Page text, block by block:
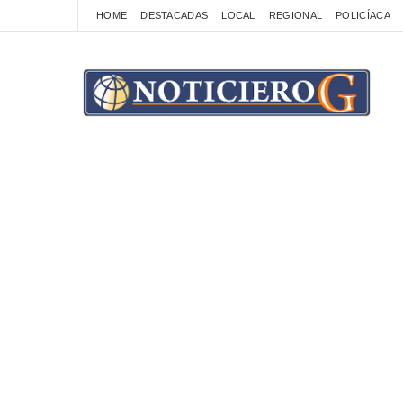
HOME DESTACADAS LOCAL REGIONAL POLICÍACA